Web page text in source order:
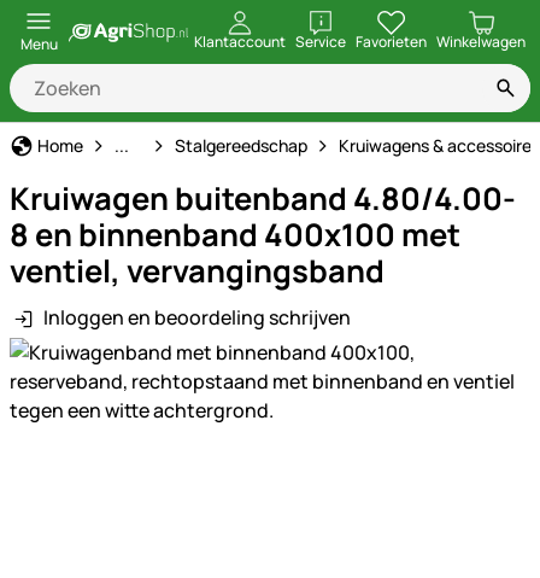
Menu Klantaccount ServiceopenenFavorieten Winkelwagen
Home Stal & Erf
... Stalgereedschap Kruiwagens & accessoires
Kruiwagen buitenband 4.80/4.00-
8 en binnenband 400x100 met
ventiel, vervangingsband
Inloggen en beoordeling schrijven
Productgalerij